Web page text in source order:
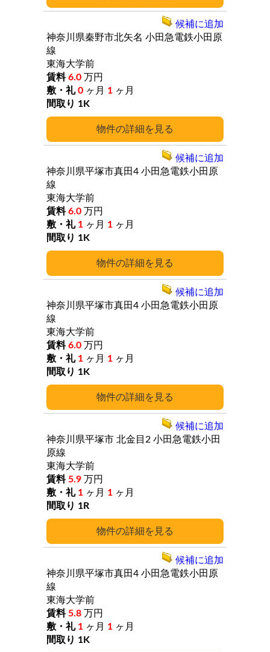
詳細
神奈川県秦野市北矢名 小田急電鉄小田原
線
東海大学前
6.0 万円
0 ヶ月 1 ヶ月
1K
候補に追加
詳細
神奈川県平塚市真田4 小田急電鉄小田原
線
東海大学前
6.0 万円
1 ヶ月 1 ヶ月
1K
候補に追加
詳細
神奈川県平塚市真田4 小田急電鉄小田原
線
東海大学前
6.0 万円
1 ヶ月 1 ヶ月
1K
候補に追加
詳細
神奈川県平塚市 北金目2 小田急電鉄小田
原線
東海大学前
5.9 万円
1 ヶ月 1 ヶ月
1R
候補に追加
神奈川県平塚市真田4 小田急電鉄小田原
線
東海大学前
5.8 万円
1 ヶ月 1 ヶ月
1K
候補に追加